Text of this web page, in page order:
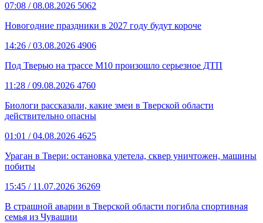
07:08 / 08.08.2026 5062
Новогодние праздники в 2027 году будут короче
14:26 / 03.08.2026 4906
Под Тверью на трассе М10 произошло серьезное ДТП
11:28 / 09.08.2026 4760
Биологи рассказали, какие змеи в Тверской области
действительно опасны
01:01 / 04.08.2026 4625
Ураган в Твери: остановка улетела, сквер уничтожен, машины
побиты
15:45 / 11.07.2026 36269
В страшной аварии в Тверской области погибла спортивная
семья из Чувашии